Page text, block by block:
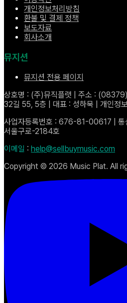
개인정보처리방침
환불 및 결제 정책
보도자료
회사소개
뮤지션
뮤지션 전용 페이지
상호명 : (주)뮤직플랫 | 주소 :
32길 55, 5층 | 대표 : 성하묵 | 개인정
사업자등록번호 : 676-81-00617 | 통
서울구로-2184호
이메일 : help@sellbuymusic.com
Copyright © 2026 Music Plat. All